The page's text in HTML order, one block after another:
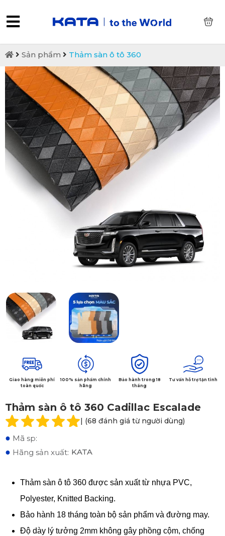
Sản phẩm Thảm sàn ô tô 360
Giao hàng miễn phí
toàn quốc
100% sản phẩm chính
hãng
Bảo hành trong 18
tháng
Tư vấn hỗ trợ tận tình
Thảm sàn ô tô 360 Cadillac Escalade
| (68 đánh giá từ người dùng)
● Mã sp:
● Hãng sản xuất: KATA
Thảm sàn ô tô 360 được sản xuất từ nhựa PVC,
Polyester, Knitted Backing.
Bảo hành 18 tháng toàn bộ sản phẩm và đường may.
Độ dày lý tưởng 2mm không gây phồng cộm, chống